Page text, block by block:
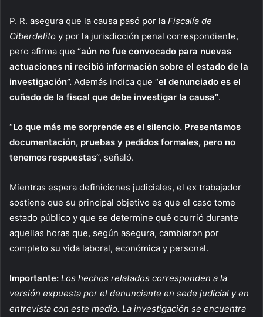
P. R. asegura que la causa pasó por la Fiscalía de
Ciberdelito y por la jurisdicción penal correspondiente,
pero afirma que “aún no fue convocado para nuevas
actuaciones ni recibió información sobre el estado de la
investigación”. Además indica que “el denunciado es el
cuñado de la fiscal que debe investigar la causa”.
“Lo que más me sorprende es el silencio. Presentamos
documentación, pruebas y pedidos formales, pero no
tenemos respuestas“, señaló.
Mientras espera definiciones judiciales, el ex trabajador
sostiene que su principal objetivo es que el caso tome
estado público y que se determine qué ocurrió durante
aquellas horas que, según asegura, cambiaron por
completo su vida laboral, económica y personal.
Importante: Los hechos relatados corresponden a la
versión expuesta por el denunciante en sede judicial y en
entrevista con este medio. La investigación se encuentra